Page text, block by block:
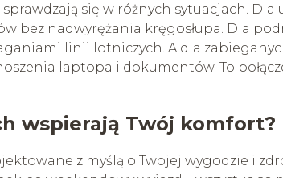
się w różnych sytuacjach.
bez nadwyrężania kręgosłupa. Dla
linii lotniczych. A dla
laptopa i dokumentów. To
wspierają Twój komfort?
z myślą o Twojej wygodzie i